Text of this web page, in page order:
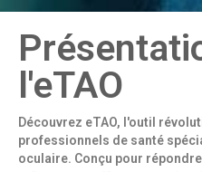
l'eTAO
Découvrez eTAO, l'outil
professionnels de santé
oculaire. Conçu pour